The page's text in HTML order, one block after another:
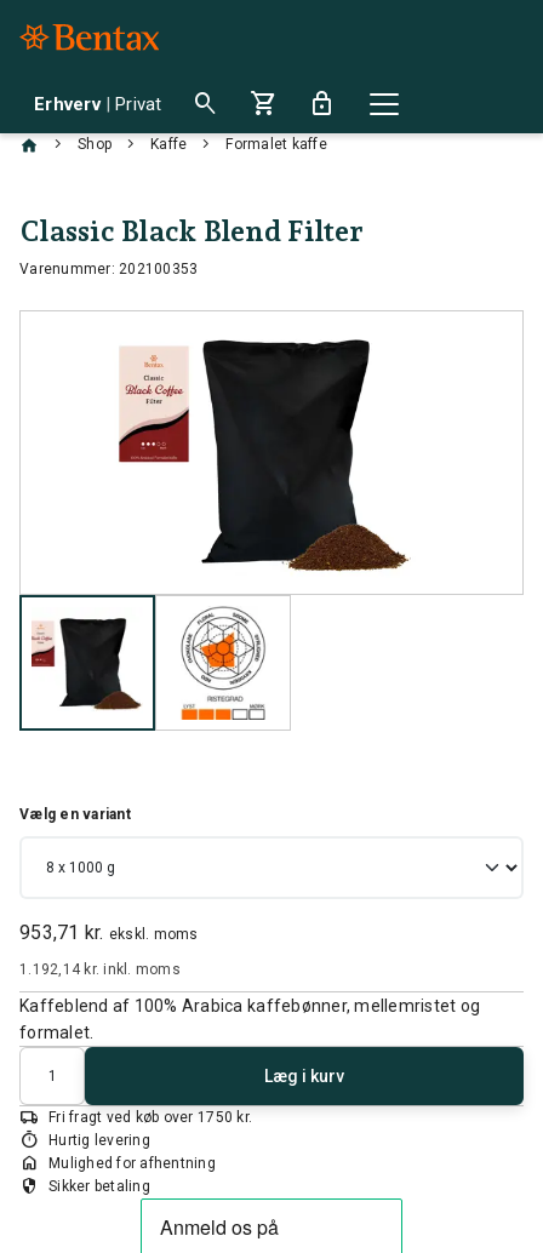
Erhverv | Privat search shopping_cart lock
chevron_right Shop chevron_right Kaffe chevron_right Formalet kaffe
Classic Black Blend Filter
Varenummer: 202100353
953,71 kr. ekskl. moms
1.192,14 kr.inkl. moms
Vælg en variant
Kaffeblend af 100% Arabica kaffebønner, mellemristet og
formalet.
Antal
Læg i kurv
local_shipping Fri fragt ved køb over 1750 kr.
timer Hurtig levering
home Mulighed for afhentning
security Sikker betaling